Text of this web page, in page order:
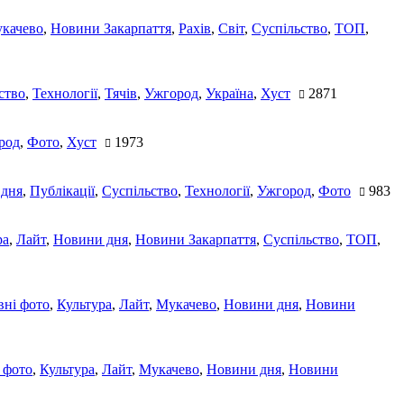
, Новини Закарпаття, Рахів, Світ, Суспільство, ТОП,
, Технології, Тячів, Ужгород, Україна, Хуст 2871
, Фото, Хуст 1973
, Публікації, Суспільство, Технології, Ужгород, Фото 983
, Лайт, Новини дня, Новини Закарпаття, Суспільство, ТОП,
фото, Культура, Лайт, Мукачево, Новини дня, Новини
фото, Культура, Лайт, Мукачево, Новини дня, Новини